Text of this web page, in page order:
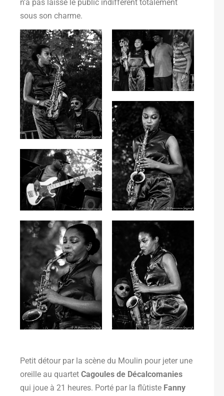
n’a pas laissé le public indifférent totalement
sous son charme.
Petit détour par la scène du Moulin pour jeter une
oreille au quartet Cagoules de Décalcomanies
qui joue à 21 heures. Porté par la flûtiste Fanny